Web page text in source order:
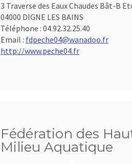
3 Traverse des Eaux Chaudes Bât-B
04000 DIGNE LES BAINS
Téléphone : 04.92.32.25.40
Email : fdpeche04@wanadoo.fr
http://www.peche04.fr
Fédération des
Milieu Aquatique